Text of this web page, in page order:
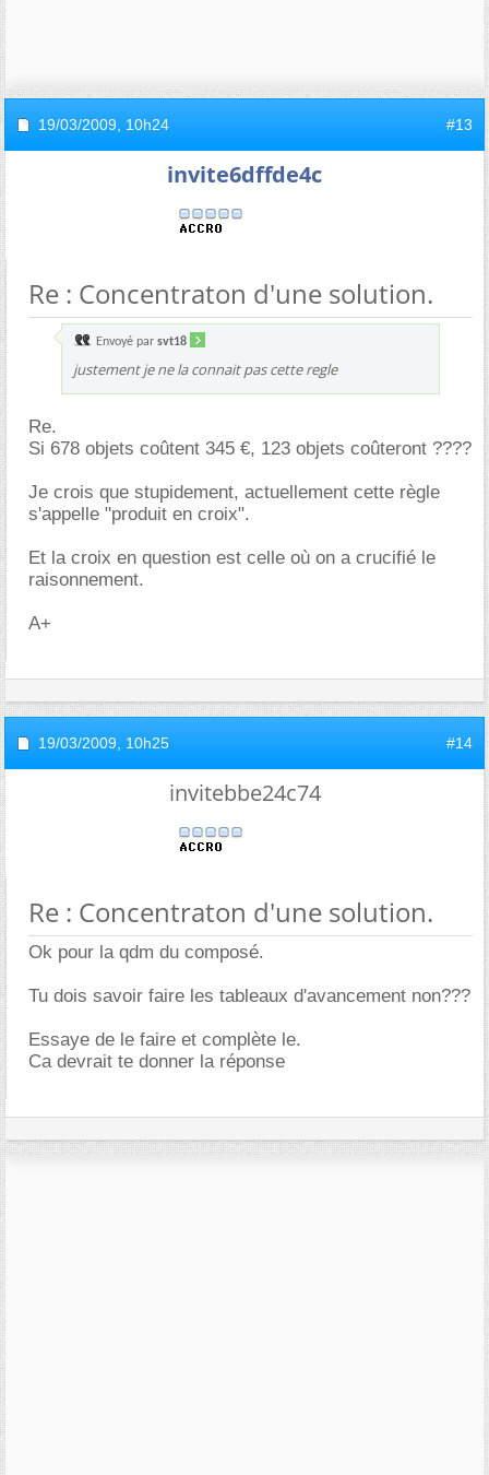
19/03/2009, 10h24 #13
invite6dffde4c
Re : Concentraton d'une solution.
Envoyé par svt18
justement je ne la connait pas cette regle
Re.
Si 678 objets coûtent 345 €, 123 objets coûteront ????
Je crois que stupidement, actuellement cette règle
s'appelle "produit en croix".
Et la croix en question est celle où on a crucifié le
raisonnement.
A+
19/03/2009, 10h25 #14
invitebbe24c74
Re : Concentraton d'une solution.
Ok pour la qdm du composé.
Tu dois savoir faire les tableaux d'avancement non???
Essaye de le faire et complète le.
Ca devrait te donner la réponse